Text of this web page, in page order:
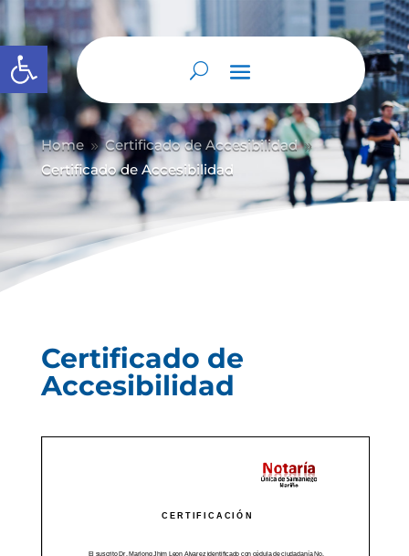
Abrir barra de herramientas
Home 9 Certificado de Accesibilidad 9
Certificado de Accesibilidad
Certificado de
Accesibilidad